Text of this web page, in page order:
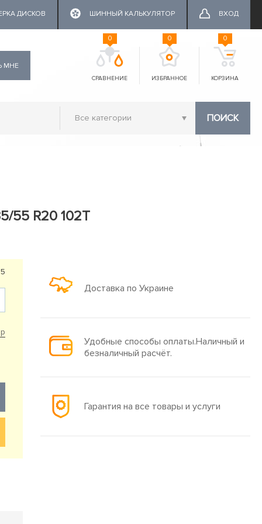
ДИСКОВ ШИННЫЙ КАЛЬКУЛЯТОР ВХОД
МНЕ
СРАВНЕНИЕ
0
ИЗБРАННОЕ
0
КОРЗИНА
0
ПОИСК
55 R20 102T
Доставка по Украине
Удобные способы оплаты.Наличный и
безналичный расчёт.
Гарантия на все товары и услуги